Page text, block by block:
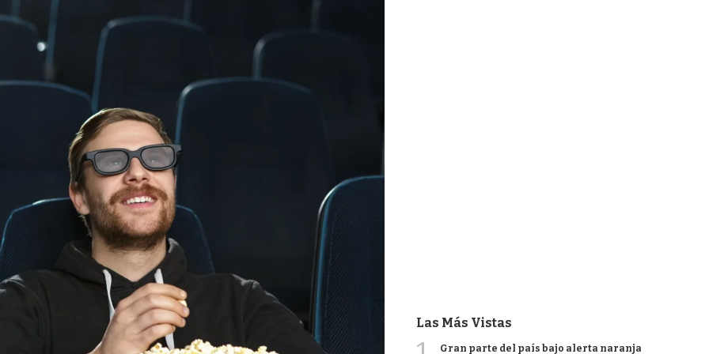
Las Más Vistas
Gran parte del país bajo alerta naranja